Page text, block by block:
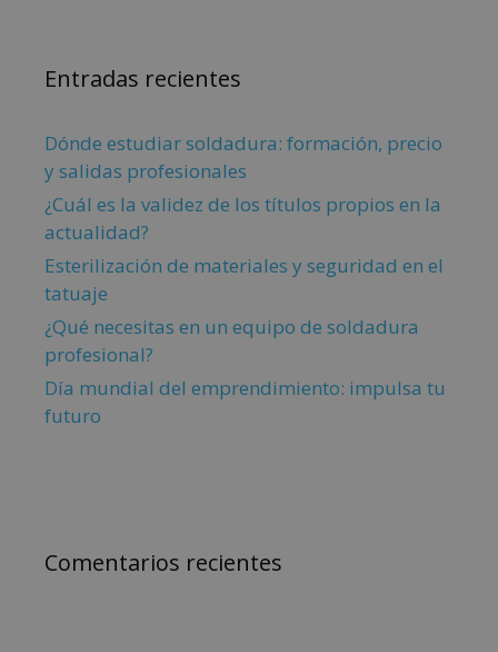
Entradas recientes
Dónde estudiar soldadura: formación, precio
y salidas profesionales
¿Cuál es la validez de los títulos propios en la
actualidad?
Esterilización de materiales y seguridad en el
tatuaje
¿Qué necesitas en un equipo de soldadura
profesional?
Día mundial del emprendimiento: impulsa tu
futuro
Comentarios recientes